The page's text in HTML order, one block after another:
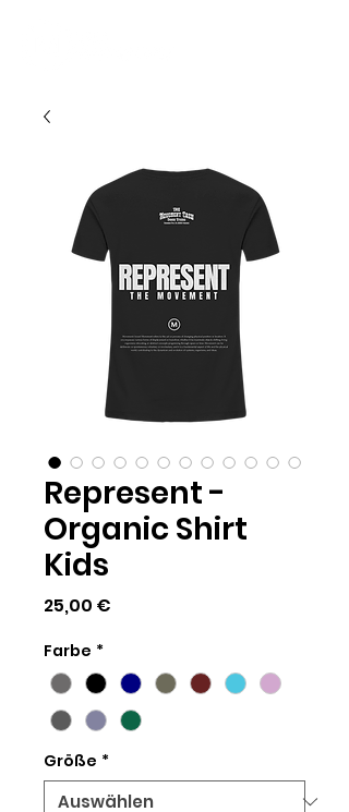
Represent -
Organic Shirt
Kids
25,00 €
Farbe *
Größe *